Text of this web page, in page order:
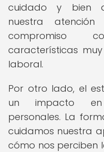
cuidado y bien
nuestra
compromiso
características
laboral.
Por otro lado, el
un impacto en
personales. La
cuidamos nuestra
cómo nos perciben